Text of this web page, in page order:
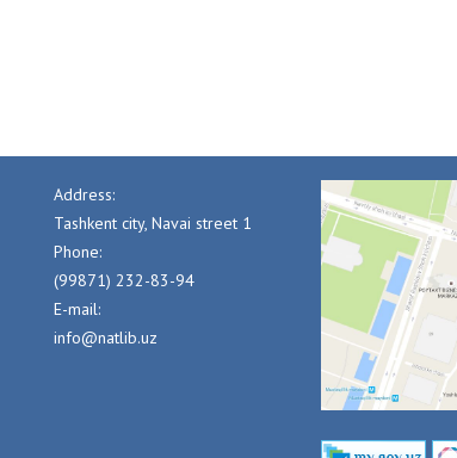
Address:
Tashkent city, Navai street 1
Phone:
(99871) 232-83-94
E-mail:
info@natlib.uz